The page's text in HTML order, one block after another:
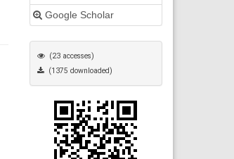
Google Scholar
(23 accesses)
(1375 downloaded)